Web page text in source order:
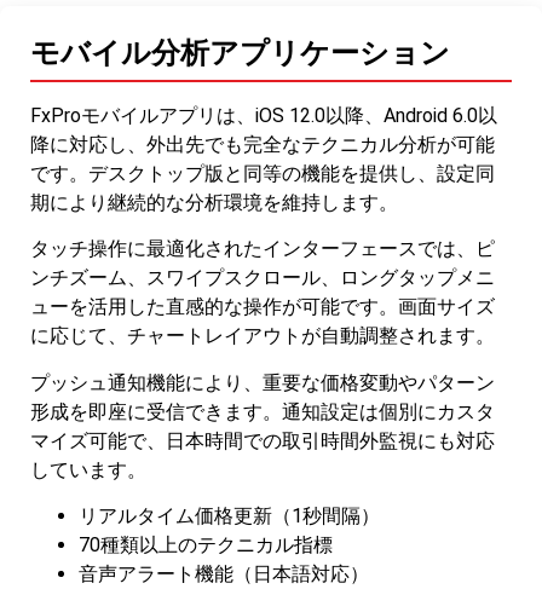
モバイル分析アプリケーション
FxProモバイルアプリは、iOS 12.0以降、Android 6.0以
降に対応し、外出先でも完全なテクニカル分析が可能
です。デスクトップ版と同等の機能を提供し、設定同
期により継続的な分析環境を維持します。
タッチ操作に最適化されたインターフェースでは、ピ
ンチズーム、スワイプスクロール、ロングタップメニ
ューを活用した直感的な操作が可能です。画面サイズ
に応じて、チャートレイアウトが自動調整されます。
プッシュ通知機能により、重要な価格変動やパターン
形成を即座に受信できます。通知設定は個別にカスタ
マイズ可能で、日本時間での取引時間外監視にも対応
しています。
リアルタイム価格更新（1秒間隔）
70種類以上のテクニカル指標
音声アラート機能（日本語対応）